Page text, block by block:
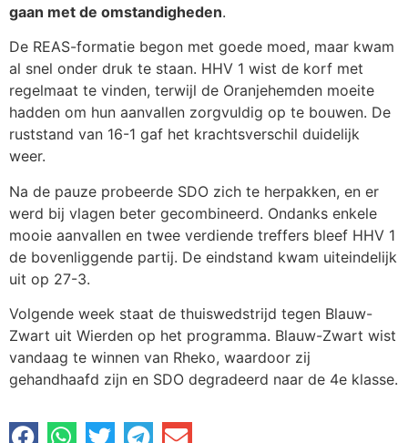
gaan met de omstandigheden.
De REAS-formatie begon met goede moed, maar kwam
al snel onder druk te staan. HHV 1 wist de korf met
regelmaat te vinden, terwijl de Oranjehemden moeite
hadden om hun aanvallen zorgvuldig op te bouwen. De
ruststand van 16-1 gaf het krachtsverschil duidelijk
weer.
Na de pauze probeerde SDO zich te herpakken, en er
werd bij vlagen beter gecombineerd. Ondanks enkele
mooie aanvallen en twee verdiende treffers bleef HHV 1
de bovenliggende partij. De eindstand kwam uiteindelijk
uit op 27-3.
Volgende week staat de thuiswedstrijd tegen Blauw-
Zwart uit Wierden op het programma. Blauw-Zwart wist
vandaag te winnen van Rheko, waardoor zij
gehandhaafd zijn en SDO degradeerd naar de 4e klasse.